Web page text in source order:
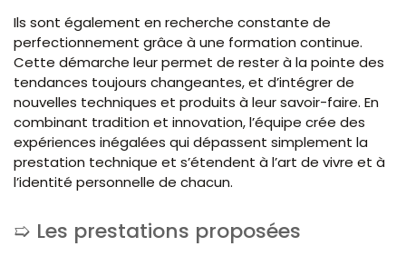
Ils sont également en recherche constante de
perfectionnement grâce à une formation continue.
Cette démarche leur permet de rester à la pointe des
tendances toujours changeantes, et d’intégrer de
nouvelles techniques et produits à leur savoir-faire. En
combinant tradition et innovation, l’équipe crée des
expériences inégalées qui dépassent simplement la
prestation technique et s’étendent à l’art de vivre et à
l’identité personnelle de chacun.
Les prestations proposées